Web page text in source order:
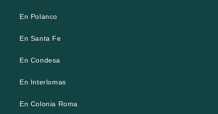
En Polanco
En Santa Fe
En Condesa
En Interlomas
En Colonia Roma